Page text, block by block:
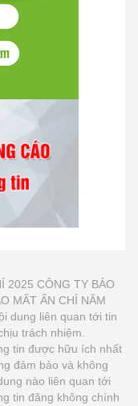
2025 CÔNG TY BẢO
MẤT ẤN CHỈ NĂM
dung liên quan tới tin
trách nhiệm.
tin được hữu ích nhất
đảm bảo và không
nào liên quan tới
tin đăng không chính